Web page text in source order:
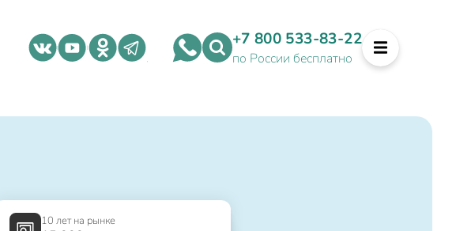
+7 800 533-83-22
по России бесплатно
10 лет на рынке